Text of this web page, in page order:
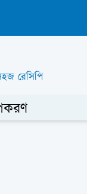
রেসিপি